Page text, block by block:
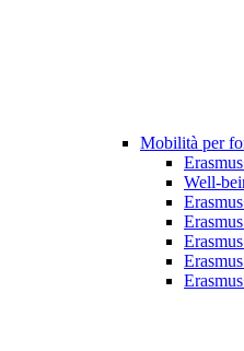
Mobilità per
Well-